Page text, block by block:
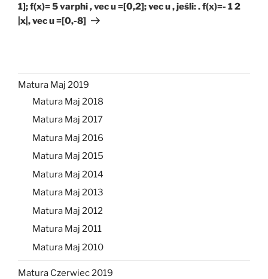
1]; f(x)= 5 varphi , vec u =[0,2]; vec u , jeśli: . f(x)=- 1 2
|x|, vec u =[0,-8]
Matura Maj 2019
Matura Maj 2018
Matura Maj 2017
Matura Maj 2016
Matura Maj 2015
Matura Maj 2014
Matura Maj 2013
Matura Maj 2012
Matura Maj 2011
Matura Maj 2010
Matura Czerwiec 2019